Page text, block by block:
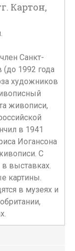
Картон,
Санкт-
(до 1992 года
художников
живописи,
в 1941
Иогансона
С
выставках.
картины.
в музеях и